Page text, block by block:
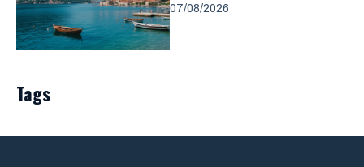
07/08/2026
Tags